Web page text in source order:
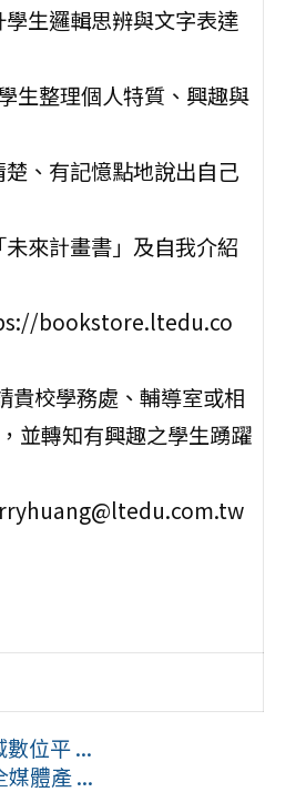
生邏輯思辨與文字表達
生整理個人特質、興趣與
、有記憶點地說出自己
來計畫書」及自我介紹
bookstore.ltedu.co
貴校學務處、輔導室或相
並轉知有興趣之學生踴躍
位平 ...
體產 ...